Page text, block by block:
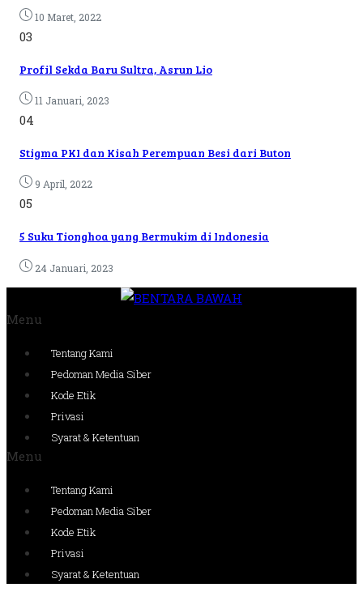
10 Maret, 2022
03
Profil Sekda Baru Sultra, Asrun Lio
11 Januari, 2023
04
Stigma PKI dan Kisah Perempuan Besi dari Buton
9 April, 2022
05
5 Suku Tionghoa yang Bermukim di Indonesia
24 Januari, 2023
Menu
Tentang Kami
Pedoman Media Siber
Kode Etik
Privasi
Syarat & Ketentuan
Menu
Tentang Kami
Pedoman Media Siber
Kode Etik
Privasi
Syarat & Ketentuan